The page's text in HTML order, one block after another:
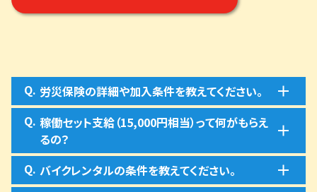
Q. 労災保険の詳細や加入条件を教えてください。
Q. 稼働セット支給（15,000円相当）って何がもらえ
るの？
Q. バイクレンタルの条件を教えてください。